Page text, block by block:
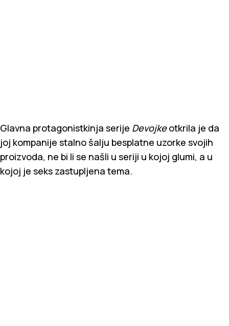
Glavna protagonistkinja serije Devojkeotkrila je da
joj kompanije stalno šalju besplatne uzorke svojih
proizvoda, ne bi li se našli u seriji u kojoj glumi, a u
kojoj je seks zastupljena tema.